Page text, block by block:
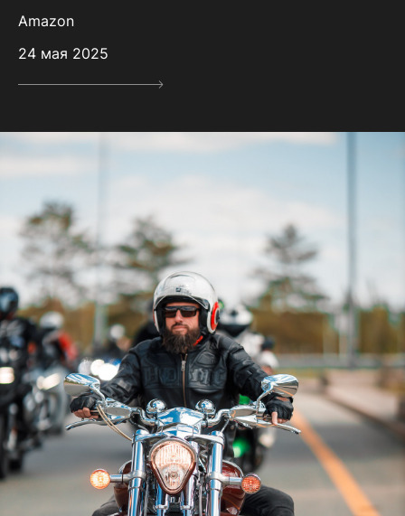
Amazon
24 мая 2025